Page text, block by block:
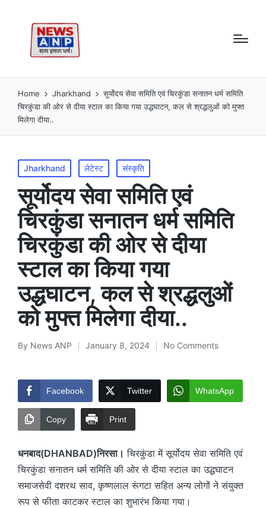
Home Jharkhand
सूर्योदय सेवा समिति एवं चिरकुंडा सनातन धर्म समिति
चिरकुंडा की ओर से दीया स्टाल का किया गया उद्धघाटन, कल से श्रद्धलुओं को मुफ्त
मिलेगा दीया..
Posted
in
Jharkhand लेटेस्ट संस्कृति
सूर्योदय सेवा समिति एवं
चिरकुंडा सनातन धर्म समिति
चिरकुंडा की ओर से दीया
स्टाल का किया गया
उद्धघाटन, कल से श्रद्धलुओं
को मुफ्त मिलेगा दीया..
Posted
By News ANP January 8, 2024 No Comments
Facebook Twitter WhatsApp
Copy Print
धनबाद(DHANBAD)निरसा। चिरकुंडा में सूर्योदय सेवा समिति एवं
चिरकुंडा सनातन धर्म समिति की ओर से दीया स्टाल का उद्धघाटन
समाजसेवी दशरथ साव, कृष्णलाल रूंगटा सहित अन्य लोगों ने संयुक्त
रूप से फीता काटकर स्टाल का शुभारंभ किया गया।